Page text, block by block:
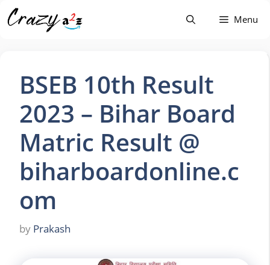
Skip
to
Menu
BSEB 10th Result
2023 – Bihar Board
Matric Result @
biharboardonline.c
om
by Prakash